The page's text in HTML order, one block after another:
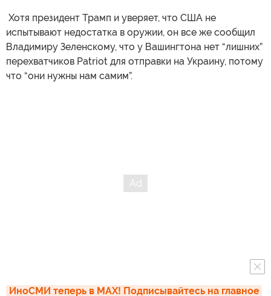
​ Хотя президент Трамп и уверяет, что США не
испытывают недостатка в оружии, он все же сообщил
Владимиру Зеленскому, что у Вашингтона нет “лишних”
перехватчиков Patriot для отправки на Украину, потому
что “они нужны нам самим”.
ИноСМИ теперь в MAX! Подписывайтесь на главное